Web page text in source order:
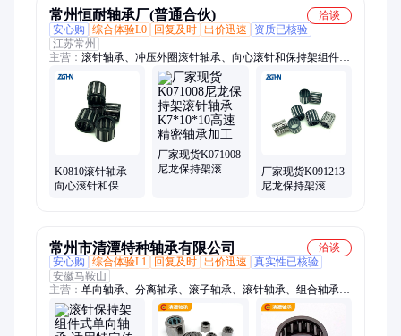
常州恒耐轴承厂(普通合伙)
洽谈
安心购
综合体验L0 回复及时 出价迅速
资质已核验
江苏常州
主营： 滚针轴承、冲压外圈滚针轴承、向心滚针和保持架组件、
单向轴承、平面轴承、实体套圈
K0810滚针轴承
向心滚针和保持
厂家现货K071008
尼龙保持架滚针
厂家现货K091213
尼龙保持架滚针
常州市清潭特种轴承有限公司
洽谈
安心购
综合体验L1 回复及时 出价迅速
真实性已核验
安徽马鞍山
主营： 单向轴承、分离轴承、滚子轴承、滚针轴承、组合轴承、
套圈轴承、超越离合器